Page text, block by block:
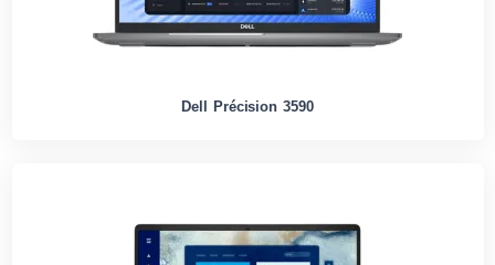
Dell Précision 3590